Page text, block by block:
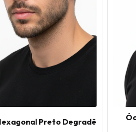
Preto Degradê